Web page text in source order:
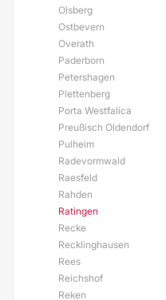
Olsberg
Ostbevern
Overath
Paderborn
Petershagen
Plettenberg
Porta Westfalica
Preußisch Oldendorf
Pulheim
Radevormwald
Raesfeld
Rahden
Ratingen
Recke
Recklinghausen
Rees
Reichshof
Reken